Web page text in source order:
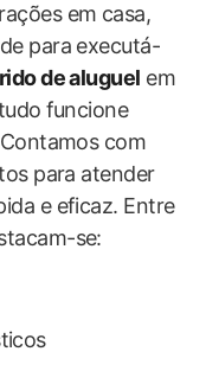
em casa,
para executá-
de aluguel em
⁢funcione
com
para atender
​e eficaz. Entre
se: